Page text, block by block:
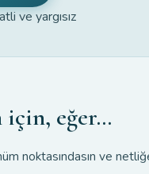
ve yargısız
için, eğer…
noktasındasın ve